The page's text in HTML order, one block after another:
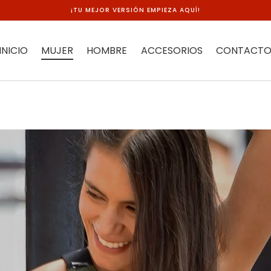
¡TU MEJOR VERSIÓN EMPIEZA AQUÍ!
INICIO MUJER HOMBRE ACCESORIOS